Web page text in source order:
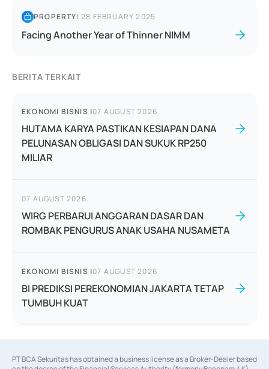
PROPERTY|28 FEBRUARY 2025
Facing Another Year of Thinner NIMM
BERITA TERKAIT
EKONOMI BISNIS |07 AUGUST 2026
HUTAMA KARYA PASTIKAN KESIAPAN DANA
PELUNASAN OBLIGASI DAN SUKUK RP250
MILIAR
07 AUGUST 2026
WIRG PERBARUI ANGGARAN DASAR DAN
ROMBAK PENGURUS ANAK USAHA NUSAMETA
EKONOMI BISNIS |07 AUGUST 2026
BI PREDIKSI PEREKONOMIAN JAKARTA TETAP
TUMBUH KUAT
PT BCA Sekuritas has obtained a business license as a Broker-Dealer based